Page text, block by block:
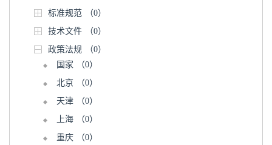
标准规范
（0）
技术文件
（0）
政策法规
（0）
国家
（0）
北京
（0）
天津
（0）
上海
（0）
重庆
（0）